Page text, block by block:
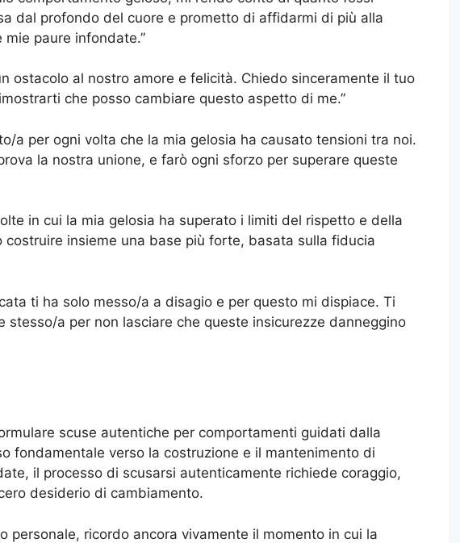
dal profondo del cuore e prometto di affidarmi di più alla
paure infondate.”
ostacolo al nostro amore e felicità. Chiedo sinceramente il tuo
che posso cambiare questo aspetto di me.”
a per ogni volta che la mia gelosia ha causato tensioni tra noi.
la nostra unione, e farò ogni sforzo per superare queste
in cui la mia gelosia ha superato i limiti del rispetto e della
costruire insieme una base più forte, basata sulla fiducia
ti ha solo messo/a a disagio e per questo mi dispiace. Ti
stesso/a per non lasciare che queste insicurezze danneggino
scuse autentiche per comportamenti guidati dalla
fondamentale verso la costruzione e il mantenimento di
il processo di scusarsi autenticamente richiede coraggio,
desiderio di cambiamento.
personale, ricordo ancora vivamente il momento in cui la